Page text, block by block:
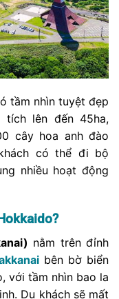
tầm nhìn tuyệt đẹp
tích lên đến 45ha,
cây hoa anh đào
có thể đi bộ
nhiều hoạt động
nằm trên đỉnh
bên bờ biển
với tầm nhìn bao la
Du khách sẽ mất